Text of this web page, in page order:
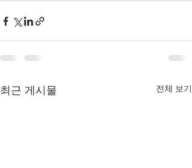
최근 게시물 전체 보기